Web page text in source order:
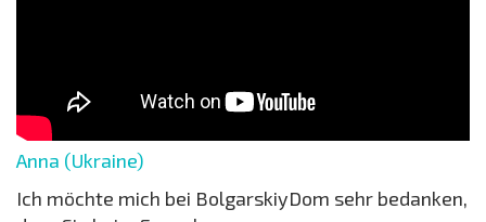
Anna (Ukraine)
Ich möchte mich bei BolgarskiyDom sehr bedanken,